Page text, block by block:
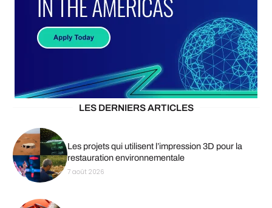
LES DERNIERS ARTICLES
Les projets qui utilisent l’impression 3D pour la
restauration environnementale
7 août 2026